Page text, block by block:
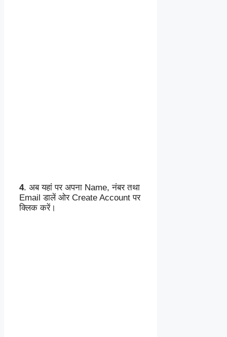
4. अब यहां पर अपना Name, नंबर तथा
Email डालें ओर Create Account पर
क्लिक करें।